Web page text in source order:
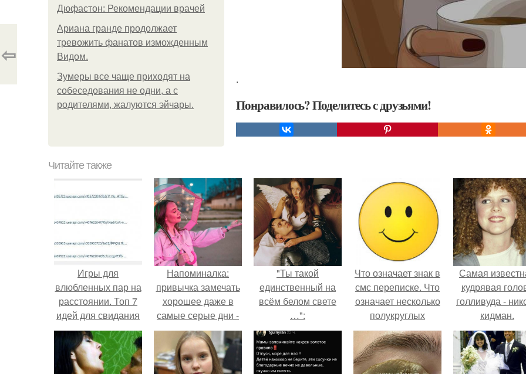
Дюфастон: Рекомендации врачей
Ариана гранде продолжает
тревожить фанатов изможденным
Видом.
Зумеры все чаще приходят на
собеседования не одни, а с
родителями, жалуются эйчары.
.
Понравилось? Поделитесь с друзьями!
⇦
Читайте также
Игры для
влюбленных пар на
расстоянии. Топ 7
идей для свидания
на расстоянии
Напоминалка:
привычка замечать
хорошее даже в
самые серые дни -
это не очередная
сказка из книг по
саморазвитию.
"Ты такой
единственный на
всём белом свете
…":
Что означает знак в
смс переписке. Что
означает несколько
полукруглых
скобочек в конце
предложения?
Самая
кудрявая
голливуда -
кидман.